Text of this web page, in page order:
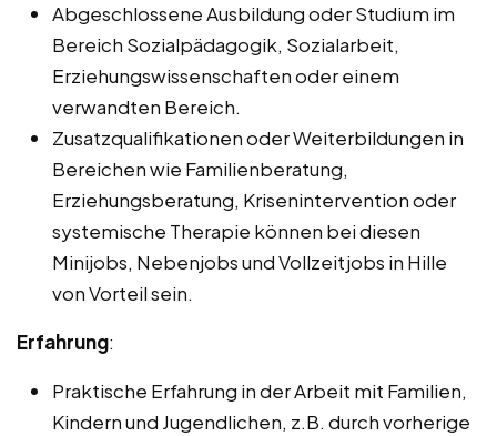
Abgeschlossene Ausbildung oder Studium im
Bereich Sozialpädagogik, Sozialarbeit,
Erziehungswissenschaften oder einem
verwandten Bereich.
Zusatzqualifikationen oder Weiterbildungen in
Bereichen wie Familienberatung,
Erziehungsberatung, Krisenintervention oder
systemische Therapie können bei diesen
Minijobs, Nebenjobs und Vollzeitjobs in Hille
von Vorteil sein.
Erfahrung:
Praktische Erfahrung in der Arbeit mit Familien,
Kindern und Jugendlichen, z.B. durch vorherige